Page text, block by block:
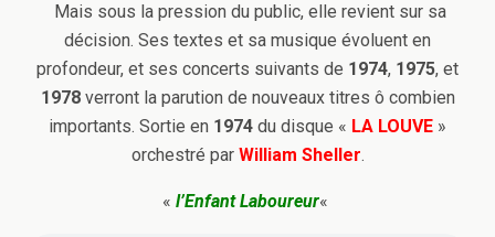
Mais sous la pression du public, elle revient sur sa
décision. Ses textes et sa musique évoluent en
profondeur, et ses concerts suivants de 1974, 1975, et
1978verront la parution de nouveaux titres ô combien
importants. Sortie en 1974 du disque « LA LOUVE »
orchestré par William Sheller.
« l’Enfant Laboureur«